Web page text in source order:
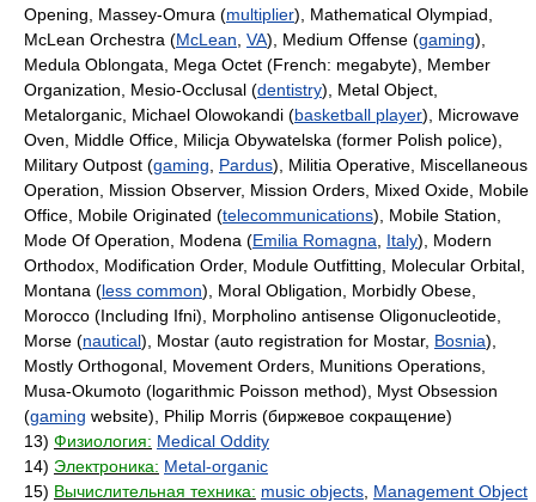
Opening, Massey-Omura (multiplier), Mathematical Olympiad,
McLean Orchestra (McLean VA), Medium Offense (gaming),
Medula Oblongata, Mega Octet (French: megabyte), Member
Organization, Mesio-Occlusal (dentistry), Metal Object,
Metalorganic, Michael Olowokandi (basketball player), Microwave
Oven, Middle Office, Milicja Obywatelska (former Polish police),
Military Outpost (gaming Pardus), Militia Operative, Miscellaneous
Operation, Mission Observer, Mission Orders, Mixed Oxide, Mobile
Office, Mobile Originated (telecommunications), Mobile Station,
Mode Of Operation, Modena (Emilia Romagna Italy), Modern
Orthodox, Modification Order, Module Outfitting, Molecular Orbital,
Montana (less common), Moral Obligation, Morbidly Obese,
Morocco (Including Ifni), Morpholino antisense Oligonucleotide,
Morse (nautical), Mostar (auto registration for Mostar, Bosnia),
Mostly Orthogonal, Movement Orders, Munitions Operations,
Musa-Okumoto (logarithmic Poisson method), Myst Obsession
(gaming website), Philip Morris (биржевое сокращение)
13) Физиология: Medical Oddity
14) Электроника: Metal-organic
15) Вычислительная техника: music objects Management Object